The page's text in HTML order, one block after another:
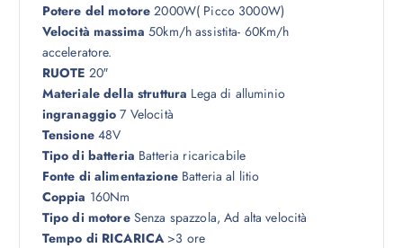
Potere del motore 2000W( Picco 3000W)
Velocità massima 50km/h assistita- 60Km/h
acceleratore.
RUOTE 20″
Materiale della struttura Lega di alluminio
ingranaggio 7 Velocità
Tensione48V
Tipo di batteria Batteria ricaricabile
Fonte di alimentazioneBatteria al litio
Coppia 160Nm
Tipo di motoreSenza spazzola, Ad alta velocità
Tempo di RICARICA >3 ore